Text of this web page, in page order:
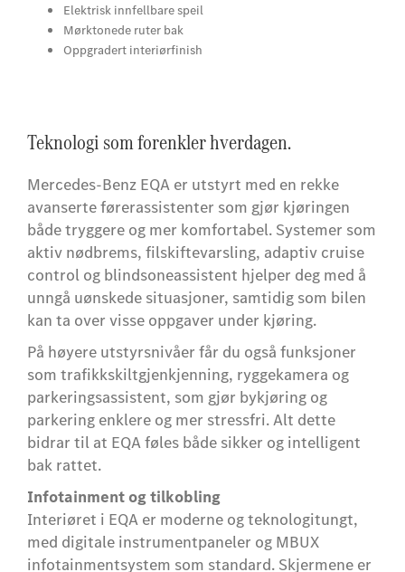
Elektrisk innfellbare speil
Mørktonede ruter bak
Oppgradert interiørfinish
Teknologi som forenkler hverdagen.
Mercedes‑Benz EQA er utstyrt med en rekke
avanserte førerassistenter som gjør kjøringen
både tryggere og mer komfortabel. Systemer som
aktiv nødbrems, filskiftevarsling, adaptiv cruise
control og blindsoneassistent hjelper deg med å
unngå uønskede situasjoner, samtidig som bilen
kan ta over visse oppgaver under kjøring.
På høyere utstyrsnivåer får du også funksjoner
som trafikkskiltgjenkjenning, ryggekamera og
parkeringsassistent, som gjør bykjøring og
parkering enklere og mer stressfri. Alt dette
bidrar til at EQA føles både sikker og intelligent
bak rattet.
Infotainment og tilkobling
Interiøret i EQA er moderne og teknologitungt,
med digitale instrumentpaneler og MBUX
infotainmentsystem som standard. Skjermene er